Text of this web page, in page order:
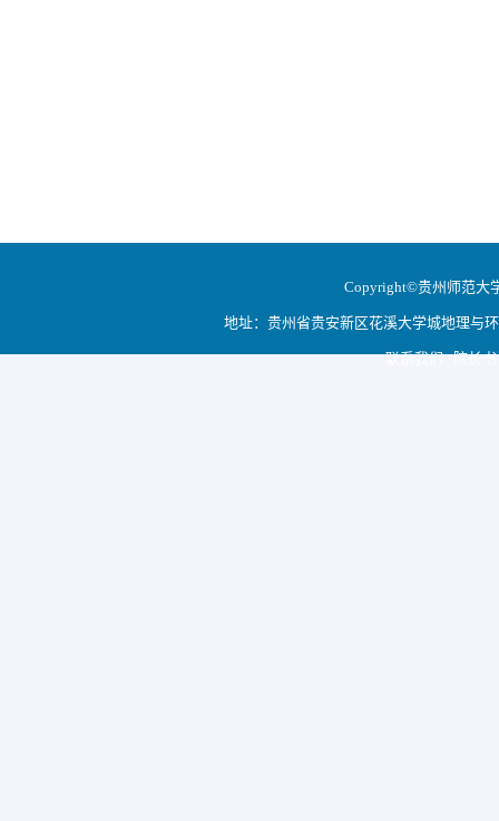
Copyright©贵州师范大
地址：贵州省贵安新区花溪大学城地理与
联系我们 院长书